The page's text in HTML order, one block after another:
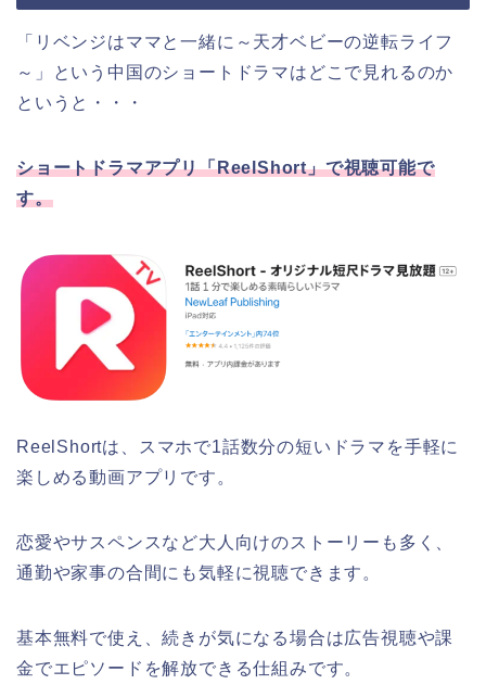
「リベンジはママと一緒に～天才ベビーの逆転ライフ
～」という中国のショートドラマはどこで見れるのか
というと・・・
ショートドラマアプリ「ReelShort」で視聴可能で
す。
ReelShortは、スマホで1話数分の短いドラマを手軽に
楽しめる動画アプリです。
恋愛やサスペンスなど大人向けのストーリーも多く、
通勤や家事の合間にも気軽に視聴できます。
基本無料で使え、続きが気になる場合は広告視聴や課
金でエピソードを解放できる仕組みです。